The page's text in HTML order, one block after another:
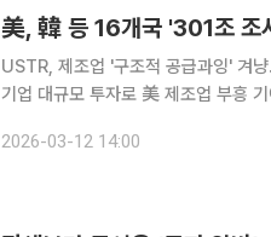
美, 韓 등 16개국 '301조 조
USTR, 제조업 '구조적 공급과잉' 겨
기업 대규모 투자로 美 제조업 부흥 기여 설득할 것" 미국 무역대표부
가 미국 대법원의 상호관세 위헌 판결
2026-03-12 14:00